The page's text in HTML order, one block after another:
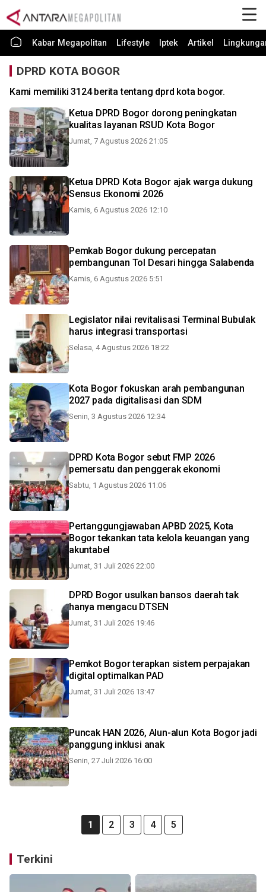
Kabar Megapolitan Lifestyle Iptek Artikel
DPRD KOTA BOGOR
Kami memiliki 3124 berita tentang dprd kota bogor.
Ketua DPRD Bogor dorong peningkatan
kualitas layanan RSUD Kota Bogor
Jumat, 7 Agustus 2026 21:05
Ketua DPRD Kota Bogor ajak warga dukung
Sensus Ekonomi 2026
Kamis, 6 Agustus 2026 12:10
Pemkab Bogor dukung percepatan
pembangunan Tol Desari hingga Salabenda
Kamis, 6 Agustus 2026 5:51
Legislator nilai revitalisasi Terminal Bubulak
harus integrasi transportasi
Selasa, 4 Agustus 2026 18:22
Kota Bogor fokuskan arah pembangunan
2027 pada digitalisasi dan SDM
Senin, 3 Agustus 2026 12:34
DPRD Kota Bogor sebut FMP 2026
pemersatu dan penggerak ekonomi
Sabtu, 1 Agustus 2026 11:06
Pertanggungjawaban APBD 2025, Kota
Bogor tekankan tata kelola keuangan yang
akuntabel
Jumat, 31 Juli 2026 22:00
DPRD Bogor usulkan bansos daerah tak
hanya mengacu DTSEN
Jumat, 31 Juli 2026 19:46
Pemkot Bogor terapkan sistem perpajakan
digital optimalkan PAD
Jumat, 31 Juli 2026 13:47
Puncak HAN 2026, Alun-alun Kota Bogor jadi
panggung inklusi anak
Senin, 27 Juli 2026 16:00
1 2 3 4 5
Terkini